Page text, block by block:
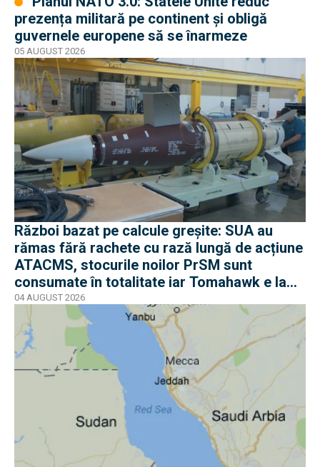
prezența militară pe continent și obligă
guvernele europene să se înarmeze
05 AUGUST 2026
Război bazat pe calcule greșite: SUA au
rămas fără rachete cu rază lungă de acțiune
ATACMS, stocurile noilor PrSM sunt
consumate în totalitate iar Tomahawk e la
jumătate
04 AUGUST 2026